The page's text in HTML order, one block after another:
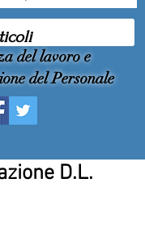
del lavoro e
del Personale
D.L.